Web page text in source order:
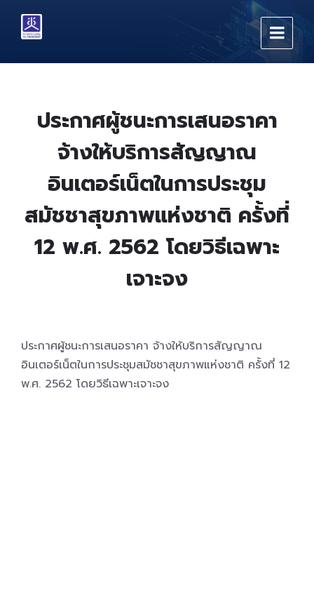
content
main
footer
ประกาศผู้ชนะการเสนอราคา
จ้างให้บริการสัญญาณ
อินเตอร์เน็ตในการประชุม
สมัชชาสุขภาพแห่งชาติ ครั้งที่
12 พ.ศ. 2562 โดยวิธีเฉพาะ
เจาะจง
ประกาศผู้ชนะการเสนอราคา จ้างให้บริการสัญญาณ
อินเตอร์เน็ตในการประชุมสมัชชาสุขภาพแห่งชาติ ครั้งที่ 12
พ.ศ. 2562 โดยวิธีเฉพาะเจาะจง